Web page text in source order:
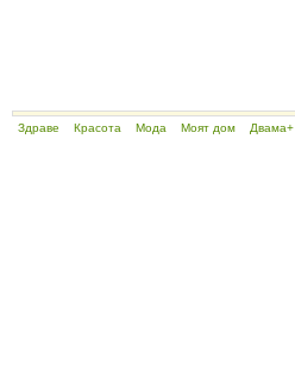
Здраве Красота Мода Моят дом Двама+